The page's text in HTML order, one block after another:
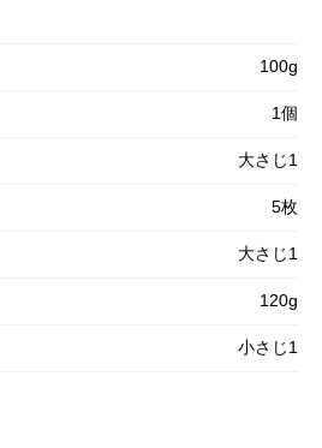
100g
1個
大さじ1
5枚
大さじ1
120g
小さじ1